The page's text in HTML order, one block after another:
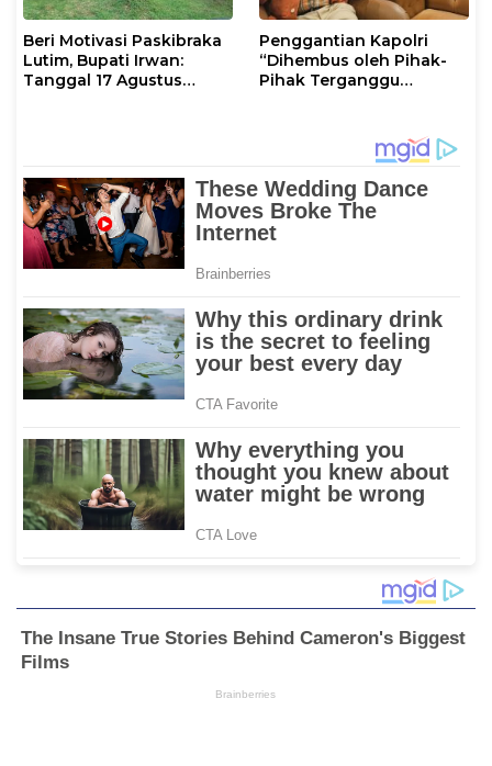
Beri Motivasi Paskibraka
Lutim, Bupati Irwan:
Tanggal 17 Agustus
Penggantian Kapolri
“Dihembus oleh Pihak-
Pihak Terganggu